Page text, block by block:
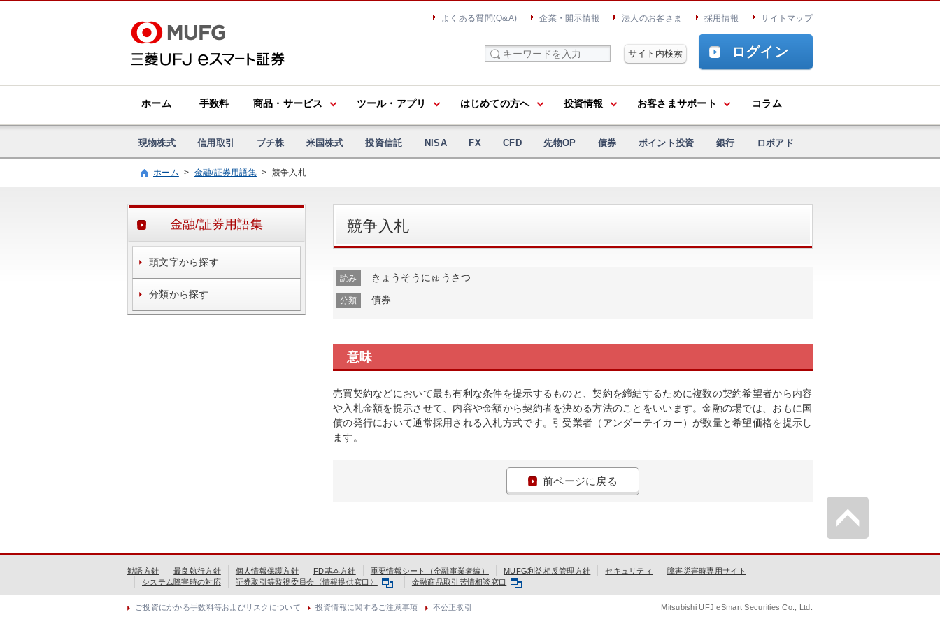
よくある質問(Q&A) 企業・開示情報 法人のお客さま 採用情報 サイトマップ
ログイン
ホーム 手数料 商品・サービス ツール・アプリ はじめての方へ 投資情報 お客さまサポート コラム
現物株式 信用取引 プチ株 米国株式 投資信託 NISA FX CFD 先物OP 債券 ポイント投資 銀行 ロボアド
ホーム > 金融/証券用語集 > 競争入札
競争入札
読み きょうそうにゅうさつ
分類 債券
意味
売買契約などにおいて最も有利な条件を提示するものと、契約を締結するために複数の契約希望者から内容
や入札金額を提示させて、内容や金額から契約者を決める方法のことをいいます。金融の場では、おもに国
債の発行において通常採用される入札方式です。引受業者（アンダーテイカー）が数量と希望価格を提示し
ます。
前ページに戻る
金融/証券用語集
頭文字から探す
分類から探す
勧誘方針 最良執行方針 個人情報保護方針 FD基本方針 重要情報シート（金融事業者編） MUFG利益相反管理方針 セキュリティ
障害災害時専用サイト
システム障害時の対応
証券取引等監視委員会〈情報提供窓口〉 金融商品取引苦情相談窓口
ご投資にかかる手数料等およびリスクについて 投資情報に関するご注意事項 不公正取引 Mitsubishi UFJ eSmart Securities Co., Ltd.